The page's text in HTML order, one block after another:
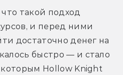
такой подход
и перед ними
достаточно денег на
быстро — и стало
Hollow Knight